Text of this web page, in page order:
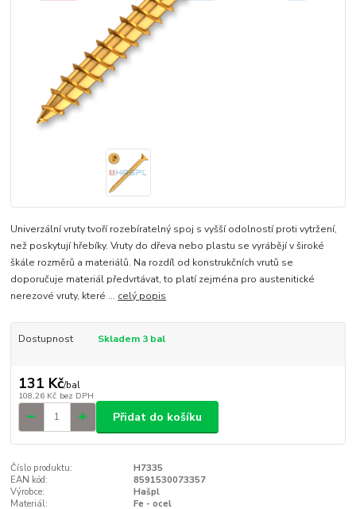
Univerzální vruty tvoří rozebíratelný spoj s vyšší odolností proti vytržení,
než poskytují hřebíky. Vruty do dřeva nebo plastu se vyrábějí v široké
škále rozměrů a materiálů. Na rozdíl od konstrukčních vrutů se
doporučuje materiál předvrtávat, to platí zejména pro austenitické
nerezové vruty, které ... celý popis
Dostupnost Skladem 3 bal
131 Kč/bal
108,26 Kč bez DPH
Přidat do košíku
Číslo produktu:
H7335
EAN kód:
8591530073357
Výrobce:
Hašpl
Materiál:
Fe - ocel